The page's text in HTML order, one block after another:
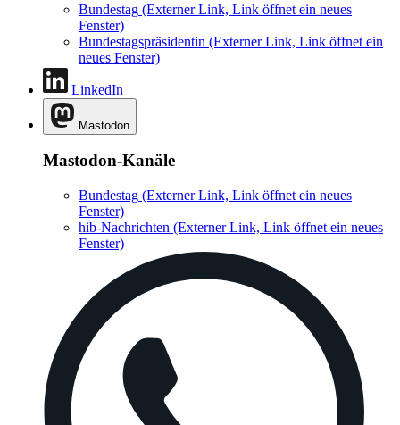
Bundestag (Externer Link, Link öffnet ein neues
Fenster)
Bundestagspräsidentin (Externer Link, Link öffnet ein
neues Fenster)
LinkedIn
Mastodon
Mastodon-Kanäle
Bundestag (Externer Link, Link öffnet ein neues
Fenster)
hib-Nachrichten (Externer Link, Link öffnet ein neues
Fenster)